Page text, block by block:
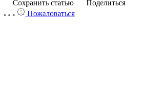
Сохранить статью
Поделиться
Пожаловаться